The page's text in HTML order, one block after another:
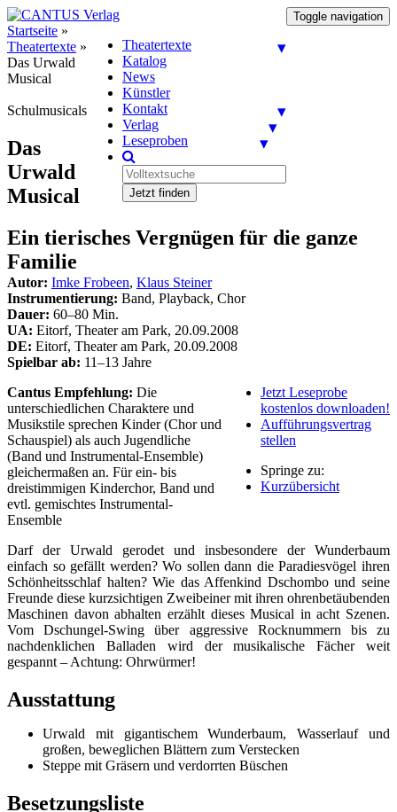
Toggle navigation
Theatertexte
Katalog
News
Künstler
Kontakt
Verlag
Leseproben
Jetzt finden
Startseite »
Theatertexte »
Das Urwald
Musical
Schulmusicals
Das
Urwald
Musical
Ein tierisches Vergnügen für die ganze
Familie
Autor: Imke Frobeen, Klaus Steiner
Instrumentierung: Band, Playback, Chor
Dauer: 60–80 Min.
UA: Eitorf, Theater am Park, 20.09.2008
DE: Eitorf, Theater am Park, 20.09.2008
Spielbar ab: 11–13 Jahre
Jetzt Leseprobe
kostenlos downloaden!
Aufführungsvertrag
stellen
Springe zu:
Kurzübersicht
Cantus Empfehlung: Die
unterschiedlichen Charaktere und
Musikstile sprechen Kinder (Chor und
Schauspiel) als auch Jugendliche
(Band und Instrumental-Ensemble)
gleichermaßen an. Für ein- bis
dreistimmigen Kinderchor, Band und
evtl. gemischtes Instrumental-
Ensemble
Darf der Urwald gerodet und insbesondere der Wunderbaum
einfach so gefällt werden? Wo sollen dann die Paradiesvögel ihren
Schönheitsschlaf halten? Wie das Affenkind Dschombo und seine
Freunde diese kurzsichtigen Zweibeiner mit ihren ohrenbetäubenden
Maschinen davon abhalten erzählt dieses Musical in acht Szenen.
Vom Dschungel-Swing über aggressive Rocknummern bis zu
nachdenklichen Balladen wird der musikalische Fächer weit
gespannt – Achtung: Ohrwürmer!
Ausstattung
Urwald mit gigantischem Wunderbaum, Wasserlauf und
großen, beweglichen Blättern zum Verstecken
Steppe mit Gräsern und verdorrten Büschen
Besetzungsliste